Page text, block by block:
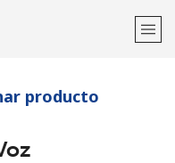
sesión →
producto